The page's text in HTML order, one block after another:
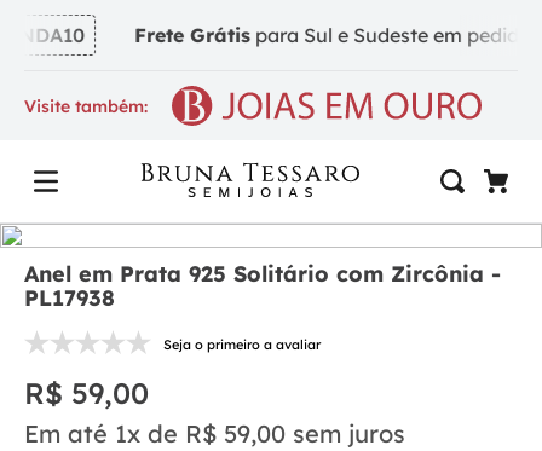
Frete Grátispara Sul e Sudeste em pedidos
Visite também:
Anel em Prata 925 Solitário com Zircônia -
PL17938
Seja o primeiro a avaliar
R$ 59,00
Em até 1x de R$ 59,00 sem juros